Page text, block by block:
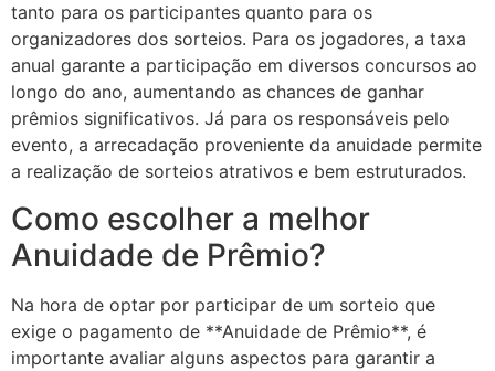
tanto para os participantes quanto para os
organizadores dos sorteios. Para os jogadores, a taxa
anual garante a participação em diversos concursos ao
longo do ano, aumentando as chances de ganhar
prêmios significativos. Já para os responsáveis pelo
evento, a arrecadação proveniente da anuidade permite
a realização de sorteios atrativos e bem estruturados.
Como escolher a melhor
Anuidade de Prêmio?
Na hora de optar por participar de um sorteio que
exige o pagamento de **Anuidade de Prêmio**, é
importante avaliar alguns aspectos para garantir a